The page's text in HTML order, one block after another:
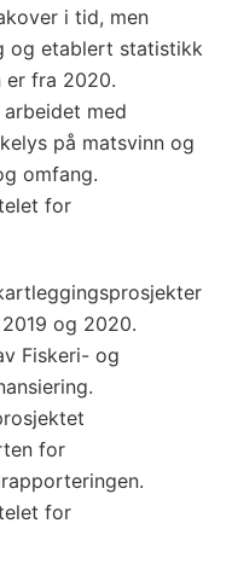
i tid, men
og etablert statistikk
er fra 2020.
med
på matsvinn og
omfang.
for
og 2020.
Fiskeri- og
for
for